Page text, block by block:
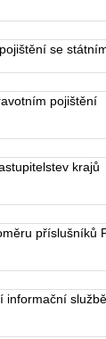
se
pojištění
krajů
příslušníků
informační službě